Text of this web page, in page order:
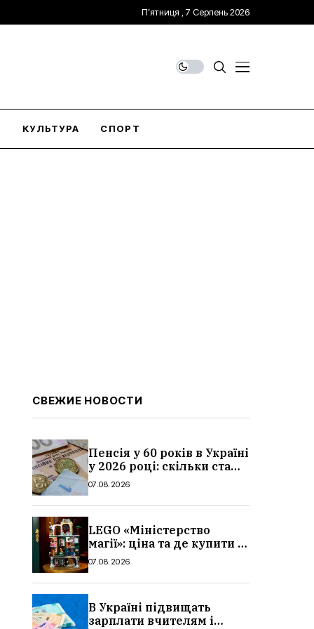
П’ятниця , 7 Серпень 2026
КУЛЬТУРА СПОРТ
СВЕЖИЕ НОВОСТИ
Пенсія у 60 років в Україні
у 2026 році: скільки стажу
потрібно, умови, кому
07.08.2026
LEGO «Міністерство
магії»: ціна та де купити в
Україні
07.08.2026
В Україні підвищать
зарплати вчителям і